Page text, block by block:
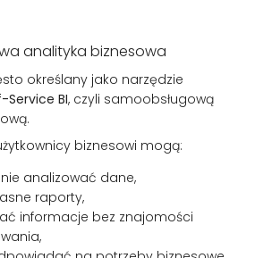
analityka biznesowa
określany jako narzędzie
Service BI, czyli samoobsługową
biznesowi mogą:
analizować dane,
raporty,
informacje bez znajomości